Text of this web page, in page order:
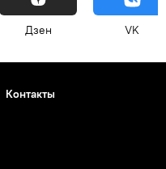
Дзен VK
Контакты